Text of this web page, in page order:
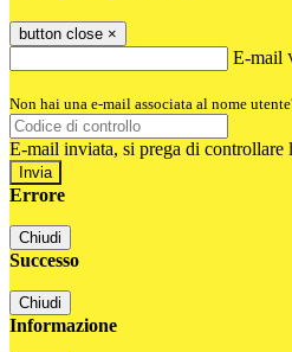
button close ×
E-mail
Non hai una e-mail associata al nome
E-mail inviata, si prega di controllare
Errore
Chiudi
Successo
Chiudi
Informazione